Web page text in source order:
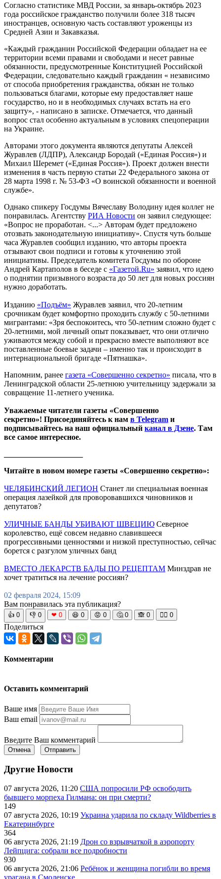
Согласно статистике МВД России, за январь-октябрь 2023
года российское гражданство получили более 318 тысяч
иностранцев, основную часть составляют уроженцы из
Средней Азии и Закавказья.
«Каждый гражданин Российской Федерации обладает на ее
территории всеми правами и свободами и несет равные
обязанности, предусмотренные Конституцией Российской
Федерации, следовательно каждый гражданин « независимо
от способа приобретения гражданства, обязан не только
пользоваться благами, которые ему предоставляет наше
государство, но и в необходимых случаях встать на его
защиту», - написано в записке. Отмечается, что данный
вопрос стал особенно актуальным в условиях спецоперации
на Украине.
Авторами этого документа являются депутаты Алексей
Журавлев (ЛДПР), Александр Бородай («Единая Россия») и
Михаил Шеремет («Единая Россия»). Проект должен внести
изменения в часть первую статьи 22 Федерального закона от
28 марта 1998 г. № 53-Ф3 «О воинской обязанности и военной
службе».
Однако спикеру Госдумы Вячеславу Володину идея коллег не
понравилась. Агентству РИА Новости он заявил следующее:
«Вопрос не проработан. <...> Авторам будет предложено
отозвать законодательную инициативу». Спустя чуть больше
часа Журавлев сообщил изданию, что авторы проекта
отзывают свои подписи и готовы к уточнению этой
инициативы. Председатель комитета Госдумы по обороне
Андрей Картаполов в беседе с «Газетой.Ru» заявил, что идею
о поднятии призывного возраста до 50 лет для новых россиян
нужно доработать.
Изданию «Подъём» Журавлев заявил, что 20-летним
срочникам будет комфортно проходить службу с 50-летними
мигрантами: «Зря беспокоитесь, что 50-летним сложно будет с
20-летними, мой личный опыт показывает, что они отлично
уживаются между собой и прекрасно вместе выполняют все
поставленные боевые задачи – именно так и происходит в
интернациональной бригаде «Пятнашка».
Напомним, ранее газета «Совершенно секретно» писала, что в
Ленинградской области 25-летнюю учительницу задержали за
совращение 11-летнего ученика.
Уважаемые читатели газеты «Совершенно
секретно»! Присоединяйтесь к нам в Telegram и
подписывайтесь на наш официальный канал в Дзене. Там
все самое интересное.
Читайте в новом номере газеты «Совершенно секретно»:
ЧЕЛЯБИНСКИЙ ЛЕГИОН Станет ли специальная военная
операция лазейкой для проворовавшихся чиновников и
депутатов?
УЛИЧНЫЕ БАНДЫ УБИВАЮТ ШВЕЦИЮ Северное
королевство, ещё совсем недавно славившееся
прогрессивными ценностями и низкой преступностью, сейчас
борется с разгулом уличных банд
ВМЕСТО ЛЕКАРСТВ БАДЫ ПО РЕЦЕПТАМ Минздрав не
хочет тратиться на лечение россиян?
02 февраля 2024, 15:09
Вам понравилась эта публикация?
👍 0 👎 0 ❤ 0 😆 0 😡 0 🤔 0 🙈 0 🧘‍♀️ 0
Поделиться
Комментарии
Оставить комментарий
Ваше имя
Ваш email
Введите Ваш комментарий
Отмена Отправить
Другие Новости
07 августа 2026, 11:20 США попросили РФ освободить
бывшего морпеха Гилмана: он при смерти?
149
07 августа 2026, 10:19 Украина ударила по складу Wildberries в
Екатеринбурге
364
06 августа 2026, 21:19 Дрон со взрывчаткой в аэропорту
Лейпцига: собрали все подробности
930
06 августа 2026, 21:06 Ребёнок и женщина погибли во время
урагана в Смоленске